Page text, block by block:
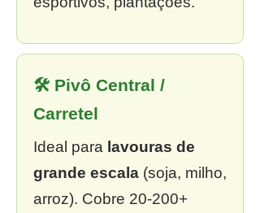
🛠 Pivô Central /
Carretel
Ideal para lavouras de
grande escala (soja, milho,
arroz). Cobre 20-200+